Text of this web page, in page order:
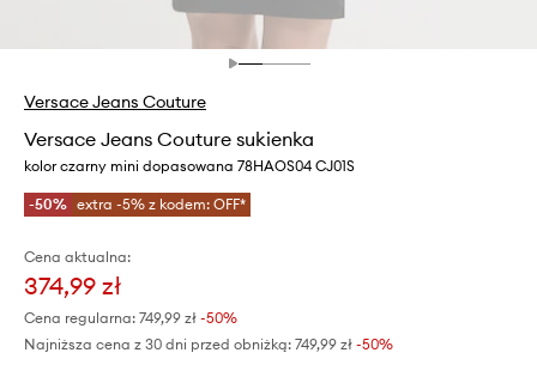
Versace Jeans Couture
Versace Jeans Couture sukienka
kolor czarny mini dopasowana 78HAOS04 CJ01S
-50% extra -5% z kodem: OFF*
Cena aktualna:
374,99 zł
Cena regularna: 749,99 zł -50%
Najniższa cena z 30 dni przed obniżką: 749,99 zł -50%